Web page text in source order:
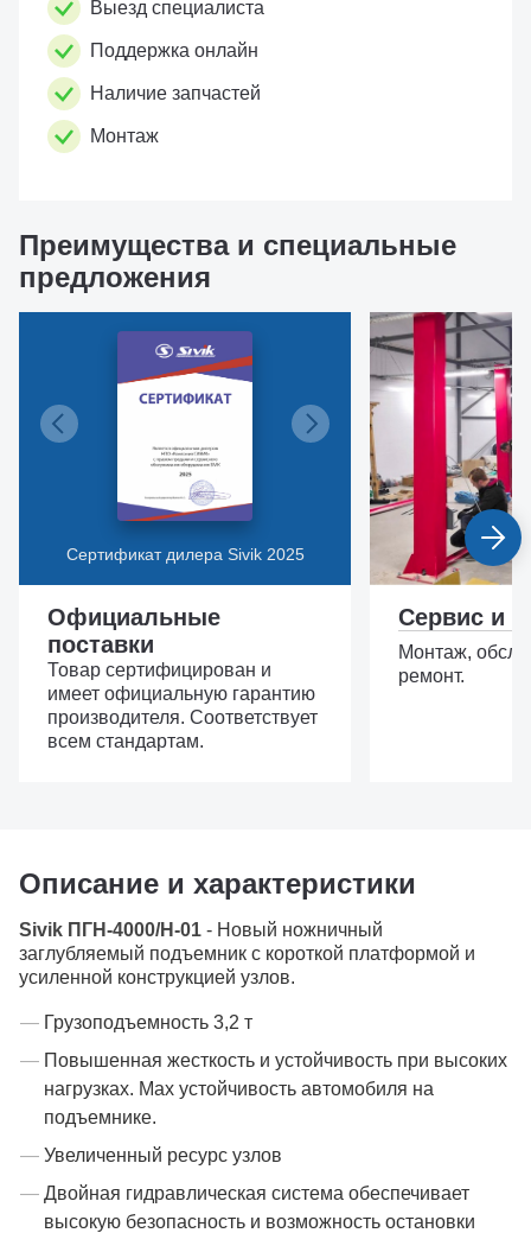
Выезд специалиста
Поддержка онлайн
Наличие запчастей
Монтаж
Преимущества и специальные
предложения
Сертификат дилера Sivik 2025
Официальные
поставки
Товар сертифицирован и
имеет официальную гарантию
производителя. Соответствует
всем стандартам.
Сервис и
Монтаж,
ремонт.
Описание и характеристики
Sivik ПГН-4000/Н-01 - Новый ножничный
заглубляемый подъемник с короткой платформой и
усиленной конструкцией узлов.
Грузоподъемность 3,2 т
Повышенная жесткость и устойчивость при высоких
нагрузках. Мах устойчивость автомобиля на
подъемнике.
Увеличенный ресурс узлов
Двойная гидравлическая система обеспечивает
высокую безопасность и возможность остановки